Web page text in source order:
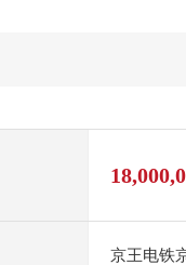
京王电铁